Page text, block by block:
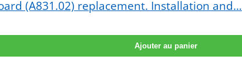
(A831.02) replacement. Installation and…
Ajouter au panier